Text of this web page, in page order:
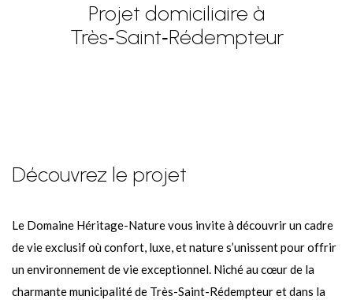
Projet domiciliaire à
Très‑Saint‑Rédempteur
Découvrez le projet
Le Domaine Héritage-Nature vous invite à découvrir un cadre
de vie exclusif où confort, luxe, et nature s’unissent pour offrir
un environnement de vie exceptionnel. Niché au cœur de la
charmante municipalité de Très-Saint-Rédempteur et dans la